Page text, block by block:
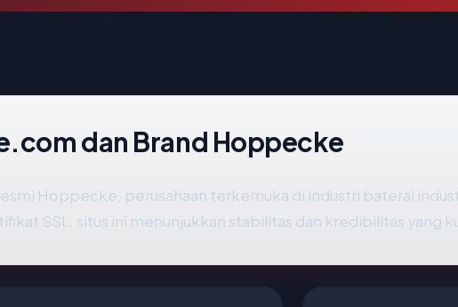
dan Brand Hoppecke
Hoppecke, perusahaan terkemuka di industri baterai
SSL, situs ini menunjukkan stabilitas dan kredibilitas yang